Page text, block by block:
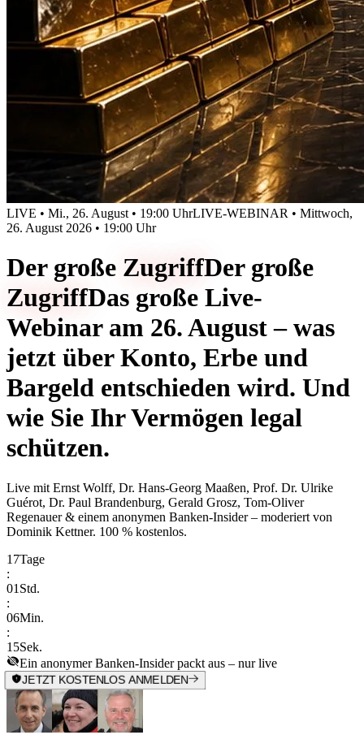
LIVE • Mi., 26. August • 19:00 UhrLIVE-WEBINAR • Mittwoch,
26. August 2026 • 19:00 Uhr
Der große ZugriffDer große
ZugriffDas große Live-
Webinar am 26. August – was
jetzt über Konto, Erbe und
Bargeld entschieden wird. Und
wie Sie Ihr Vermögen legal
schützen.
Live mit Ernst Wolff, Dr. Hans-Georg Maaßen, Prof. Dr. Ulrike
Guérot, Dr. Paul Brandenburg, Gerald Grosz, Tom-Oliver
Regenauer & einem anonymen Banken-Insider– moderiert von
Dominik Kettner. 100 % kostenlos.
17Tage
:
01 Std.
:
06Min.
:
15Sek.
Ein anonymer Banken-Insider packt aus – nur live
JETZT KOSTENLOS ANMELDEN